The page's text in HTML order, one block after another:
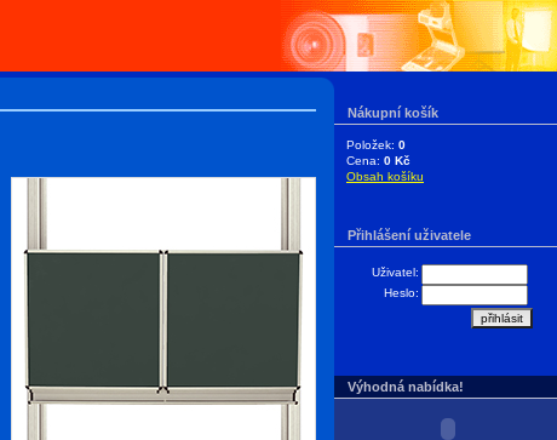
Nákupní košík
Položek: 0
Cena: 0 Kč
Obsah košíku
Přihlášení uživatele
Uživatel:
Heslo:
Výhodná nabídka!